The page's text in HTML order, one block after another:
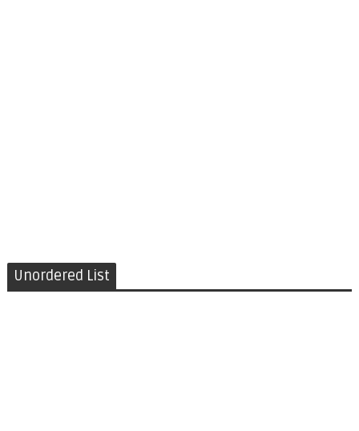
Unordered List